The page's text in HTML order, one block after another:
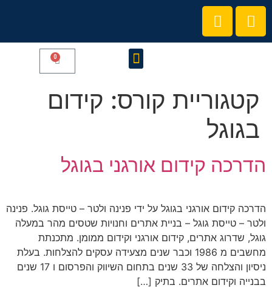
0
קטגוריית קורס: קידום
בגוגל
הדרכה קידום אורגני בגוגל
הדרכה קידום אורגני בגוגל על ידי פנינה ולטר – טייסת גוגל. פנינה
ולטר – טייסת גוגל – בניית אתרים וחנויות שטסים מהר במעלה
גוגל, שדרוג אתרים, קידום אורגני וקידום ממומן. מתכנתת
מחשבים מ 1986 וכבר שנים מצעידה עסקים להצלחות. בעלת
ניסיון והצלחה של 33 שנים בתחום השיווק והפרסום ו 17 שנים
בבנייה וקידום אתרים. בתיק […]